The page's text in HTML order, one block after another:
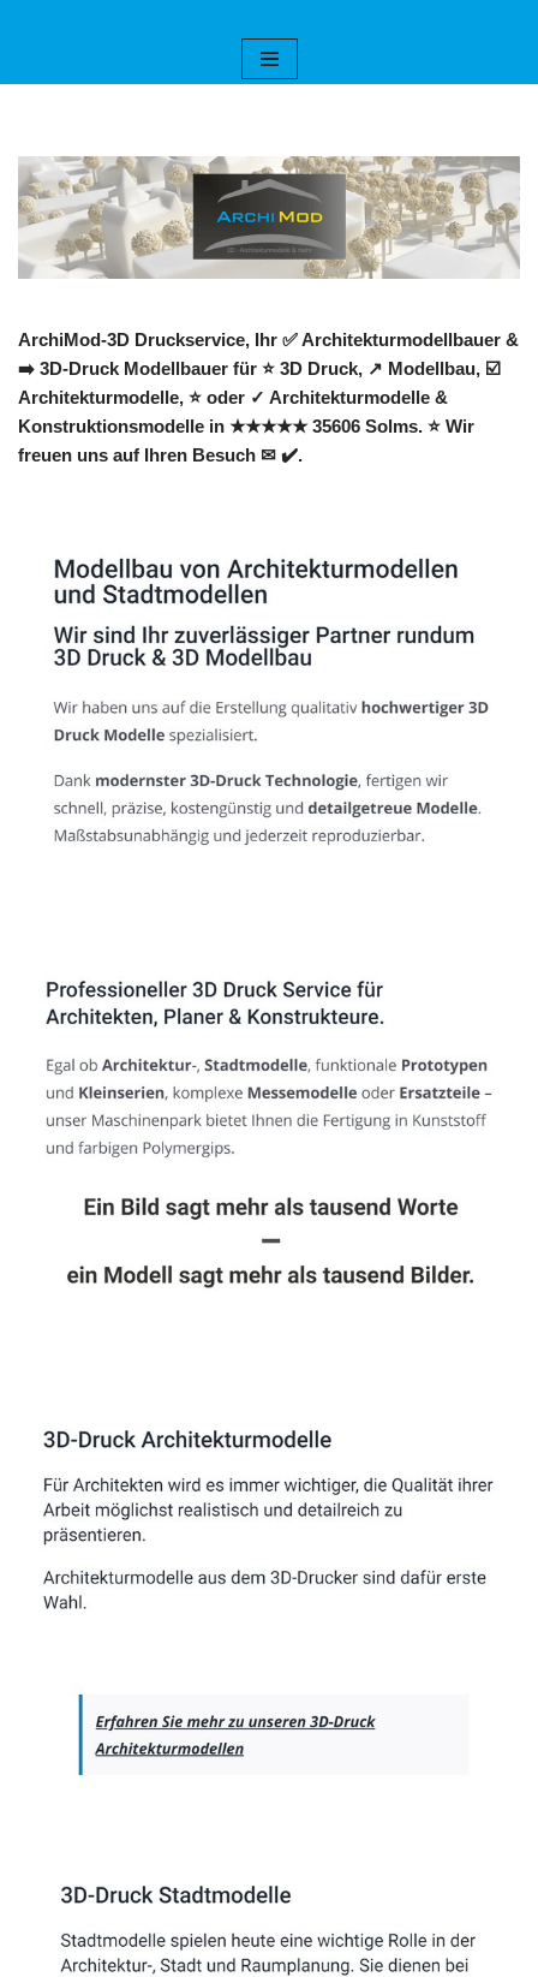
ArchiMod-3D Druckservice, Ihr ✅ Architekturmodellbauer &
➡️ 3D-Druck Modellbauer für ⭐ 3D Druck, ↗️ Modellbau, ☑️
Architekturmodelle, ⭐ oder ✓ Architekturmodelle &
Konstruktionsmodelle in ★★★★★ 35606 Solms. ⭐ Wir
freuen uns auf Ihren Besuch ✉ ✔️.